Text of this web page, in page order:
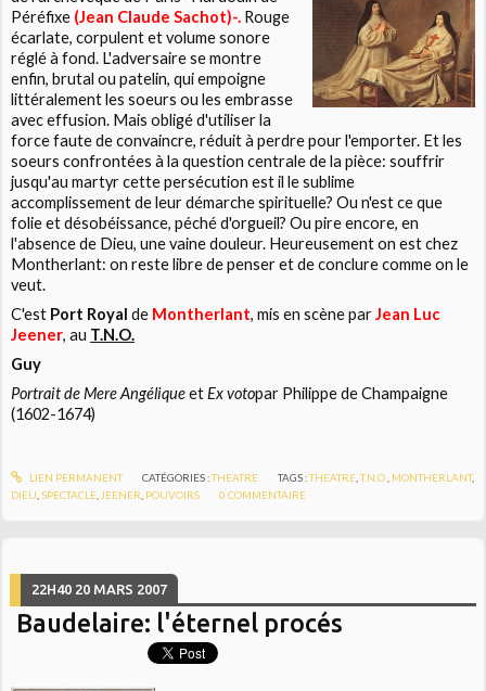
Péréfixe (Jean Claude Sachot)-. Rouge
écarlate, corpulent et volume sonore
réglé à fond. L'adversaire se montre
enfin, brutal ou patelin, qui empoigne
littéralement les soeurs ou les embrasse
avec effusion. Mais obligé d'utiliser la
force faute de convaincre, réduit à perdre pour l'emporter. Et les
soeurs confrontées à la question centrale de la pièce: souffrir
jusqu'au martyr cette persécution est il le sublime
accomplissement de leur démarche spirituelle? Ou n'est ce que
folie et désobéissance, péché d'orgueil? Ou pire encore, en
l'absence de Dieu, une vaine douleur. Heureusement on est chez
Montherlant: on reste libre de penser et de conclure comme on le
veut.
C'est Port Royal de Montherlant, mis en scène parJean Luc
Jeener, au T.N.O.
Guy
Portrait de Mere AngéliqueetEx votopar Philippe de Champaigne
(1602-1674)
LIEN PERMANENT CATÉGORIES :THEATRE TAGS :THEATRE ,T.N.O. MONTHERLANT,
DIEU ,SPECTACLE JEENER POUVOIRS 0 COMMENTAIRE
22H40 20 MARS 2007
Baudelaire: l'éternel procés